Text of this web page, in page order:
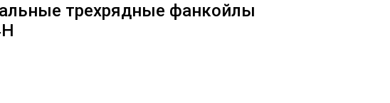
трехрядные фанкойлы